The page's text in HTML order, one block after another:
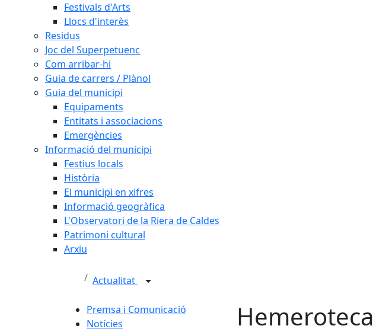
Festivals d'Arts
Llocs d'interès
Residus
Joc del Superpetuenc
Com arribar-hi
Guia de carrers / Plànol
Guia del municipi
Equipaments
Entitats i associacions
Emergències
Informació del municipi
Festius locals
Història
El municipi en xifres
Informació geogràfica
L'Observatori de la Riera de Caldes
Patrimoni cultural
Arxiu
Actualitat
Premsa i Comunicació
Notícies
Hemeroteca